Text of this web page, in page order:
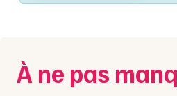
Foires & salons
Concerts
Nice
À ne pas